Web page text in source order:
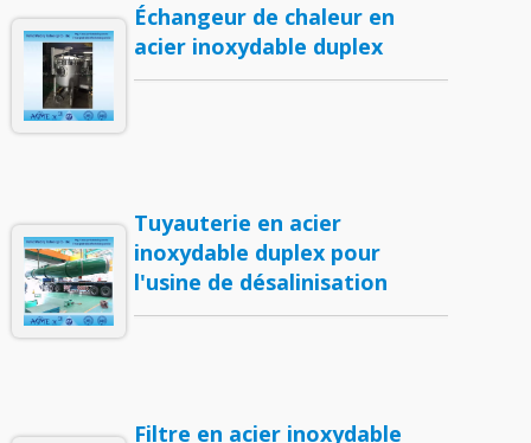
Échangeur de chaleur en
acier inoxydable duplex
Tuyauterie en acier
inoxydable duplex pour
l'usine de désalinisation
Filtre en acier inoxydable